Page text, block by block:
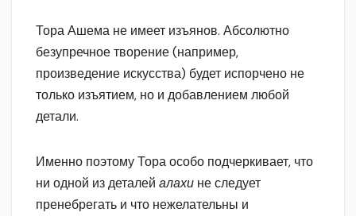
Тора Ашема не имеет изъянов. Абсолютно
безупречное творение (например,
произведение искусства) будет испорчено не
только изъятием, но и добавлением любой
детали.
Именно поэтому Тора особо подчеркивает, что
ни одной из деталей алахи не следует
пренебрегать и что нежелательны и